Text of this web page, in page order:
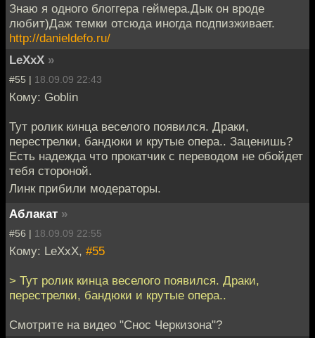
Знаю я одного блоггера геймера.Дык он вроде
любит)Даж темки отсюда иногда подпизживает.
http://danieldefo.ru/
LeXxX »
#55 | 18.09.09 22:43
Кому: Goblin
Тут ролик кинца веселого появился. Драки,
перестрелки, бандюки и крутые опера.. Заценишь?
Есть надежда что прокатчик с переводом не обойдет
тебя стороной.
Линк прибили модераторы.
Аблакат »
#56 | 18.09.09 22:55
Кому: LeXxX, #55
> Тут ролик кинца веселого появился. Драки,
перестрелки, бандюки и крутые опера..
Смотрите на видео "Снос Черкизона"?